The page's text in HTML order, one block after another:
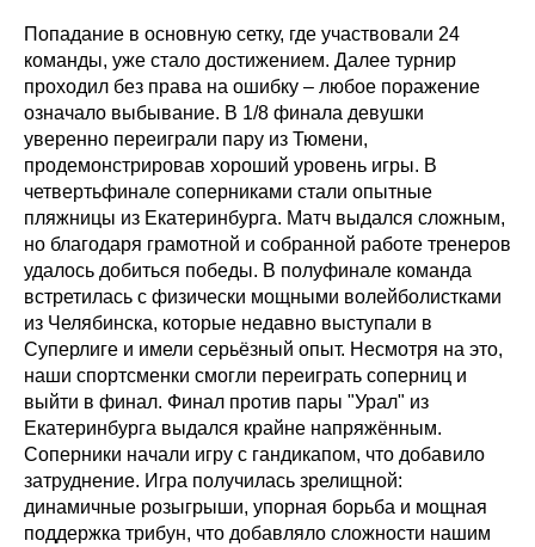
Попадание в основную сетку, где участвовали 24
команды, уже стало достижением. Далее турнир
проходил без права на ошибку – любое поражение
означало выбывание. В 1/8 финала девушки
уверенно переиграли пару из Тюмени,
продемонстрировав хороший уровень игры. В
четвертьфинале соперниками стали опытные
пляжницы из Екатеринбурга. Матч выдался сложным,
но благодаря грамотной и собранной работе тренеров
удалось добиться победы. В полуфинале команда
встретилась с физически мощными волейболистками
из Челябинска, которые недавно выступали в
Суперлиге и имели серьёзный опыт. Несмотря на это,
наши спортсменки смогли переиграть соперниц и
выйти в финал. Финал против пары "Урал" из
Екатеринбурга выдался крайне напряжённым.
Соперники начали игру с гандикапом, что добавило
затруднение. Игра получилась зрелищной:
динамичные розыгрыши, упорная борьба и мощная
поддержка трибун, что добавляло сложности нашим